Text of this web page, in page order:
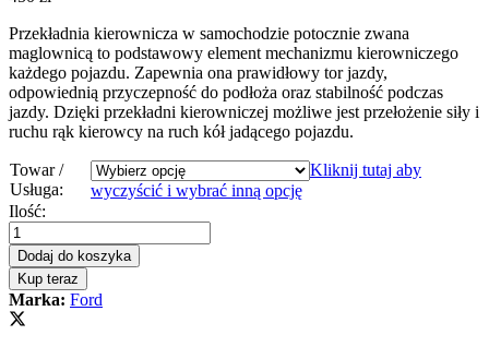
Przekładnia kierownicza w samochodzie potocznie zwana
maglownicą to podstawowy element mechanizmu kierowniczego
każdego pojazdu. Zapewnia ona prawidłowy tor jazdy,
odpowiednią przyczepność do podłoża oraz stabilność podczas
jazdy. Dzięki przekładni kierowniczej możliwe jest przełożenie siły i
ruchu rąk kierowcy na ruch kół jadącego pojazdu.
Towar /
Usługa:
Kliknij tutaj aby
wyczyścić i wybrać inną opcję
Przekładnia
kierownicza
-
maglownica
Ford
Galaxy
I
Ilość:
Dodaj do koszyka
Kup teraz
Marka: Ford